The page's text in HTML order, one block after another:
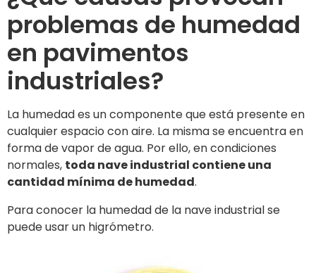
problemas de humedad
en pavimentos
industriales?
La humedad es un componente que está presente en
cualquier espacio con aire. La misma se encuentra en
forma de vapor de agua. Por ello, en condiciones
normales, toda nave industrial contiene una
cantidad mínima de humedad.
Para conocer la humedad de la nave industrial se
puede usar un higrómetro.